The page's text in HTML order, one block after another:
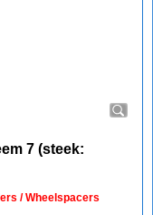
7 (steek:
/ Wheelspacers